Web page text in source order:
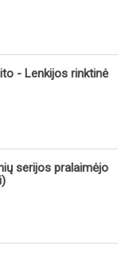
- Lenkijos rinktinė
serijos pralaimėjo